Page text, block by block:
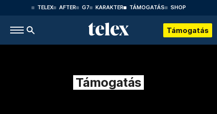
TELEX AFTER G7 KARAKTER TÁMOGATÁS SHOP
Támogatás
Támogatás